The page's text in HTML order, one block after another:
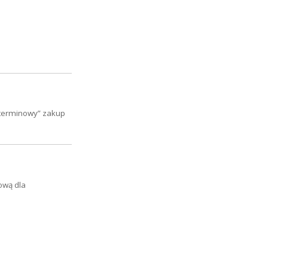
zakup
dla